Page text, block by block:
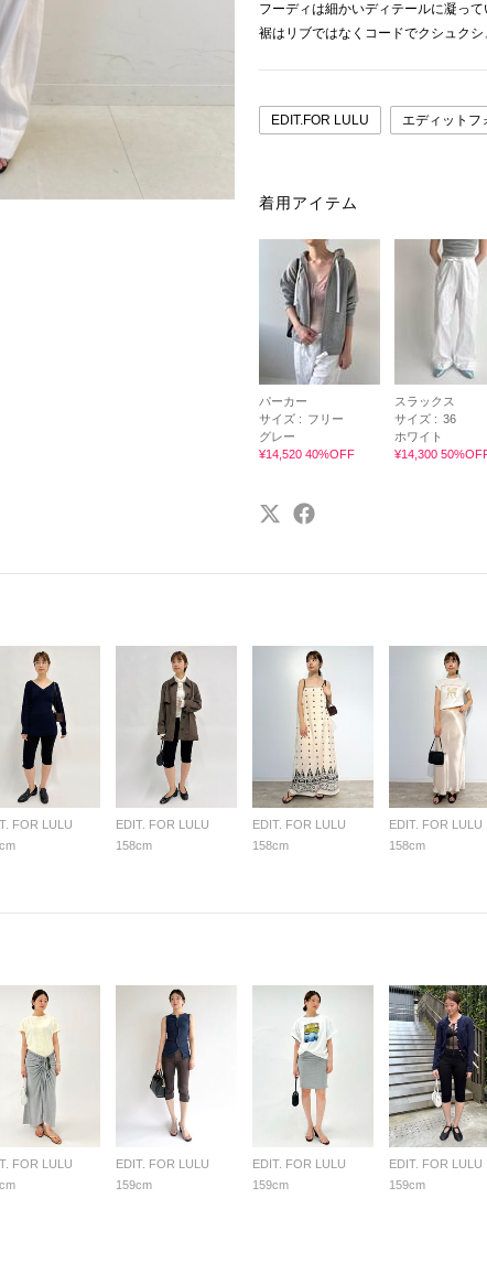
フーディは細かいディテールに凝って
裾はリブではなくコードでクシュク
EDIT.FOR LULU エディットフ
着用アイテム
パーカー
サイズ : フリー
グレー
¥14,520 40%OFF
スラックス
サイズ : 36
ホワイト
¥14,300
FOR LULU
EDIT. FOR LULU
158cm
EDIT. FOR LULU
158cm
EDIT. FOR LULU
158cm
FOR LULU
EDIT. FOR LULU
159cm
EDIT. FOR LULU
159cm
EDIT. FOR LULU
159cm